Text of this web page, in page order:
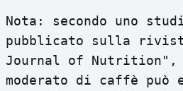
Nota: secondo uno
pubblicato sulla
Journal of Nutrition",
moderato di caffè può